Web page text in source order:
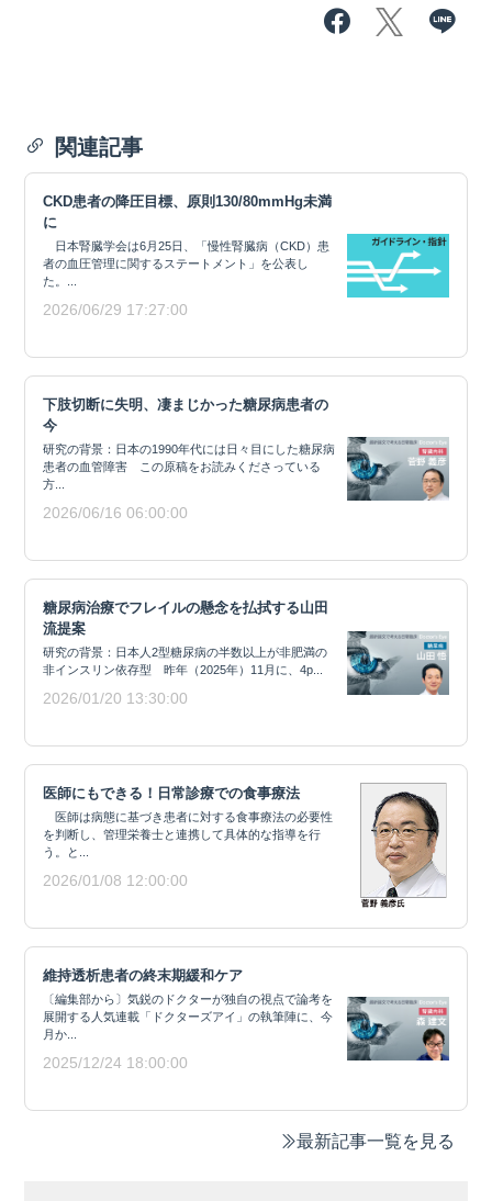
関連記事
CKD患者の降圧目標、原則130/80mmHg未満
に
日本腎臓学会は6月25日、「慢性腎臓病（CKD）患
者の⾎圧管理に関するステートメント」を公表し
た。...
2026/06/29 17:27:00
下肢切断に失明、凄まじかった糖尿病患者の
今
研究の背景：日本の1990年代には日々目にした糖尿病
患者の血管障害 この原稿をお読みくださっている
方...
2026/06/16 06:00:00
糖尿病治療でフレイルの懸念を払拭する山田
流提案
研究の背景：日本人2型糖尿病の半数以上が非肥満の
非インスリン依存型 昨年（2025年）11月に、4p...
2026/01/20 13:30:00
医師にもできる！日常診療での食事療法
医師は病態に基づき患者に対する食事療法の必要性
を判断し、管理栄養士と連携して具体的な指導を行
う。と...
2026/01/08 12:00:00
維持透析患者の終末期緩和ケア
〔編集部から〕気鋭のドクターが独自の視点で論考を
展開する人気連載「ドクターズアイ」の執筆陣に、今
月か...
2025/12/24 18:00:00
最新記事一覧を見る